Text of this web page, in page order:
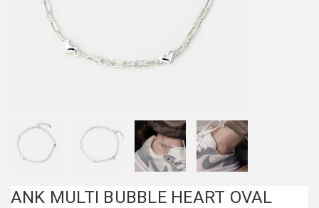
ANK MULTI BUBBLE HEART OVAL